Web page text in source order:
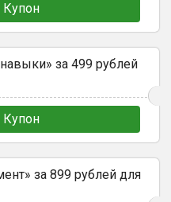
за 499 рублей
за 899 рублей для